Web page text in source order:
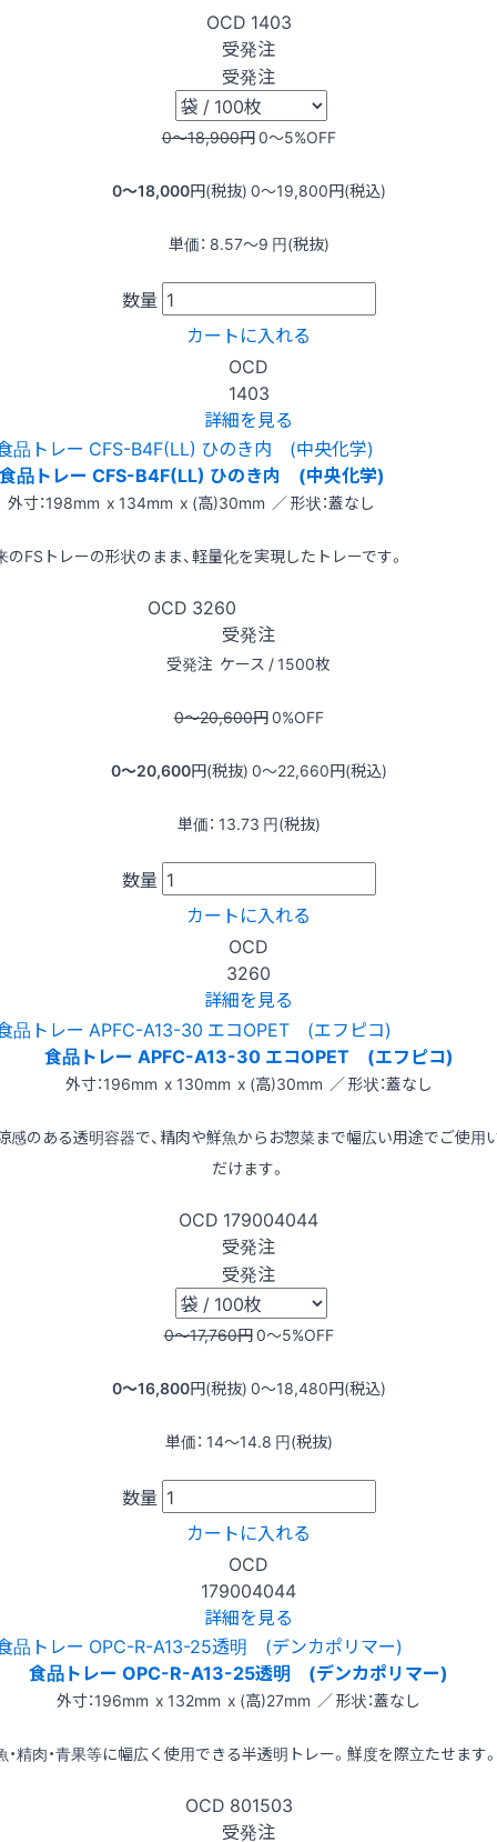
OCD 1403
受発注
受発注
0〜18,900円0〜5%OFF
0〜18,000円(税抜) 0〜19,800円(税込)
単価： 8.57〜9 円(税抜)
数量
カートに入れる
OCD
1403
詳細を見る
品トレー CFS-B4F(LL) ひのき内 (中央化学)
外寸：198mm x 134mm x (高)30mm ／ 形状：蓋なし
のFSトレーの形状のまま、軽量化を実現したトレーです。
OCD 3260
受発注
受発注 ケース / 1500枚
0〜20,600円0%OFF
0〜20,600円(税抜) 0〜22,660円(税込)
単価： 13.73 円(税抜)
数量
カートに入れる
OCD
3260
詳細を見る
食品トレー APFC-A13-30 エコOPET (エフピコ)
外寸：196mm x 130mm x (高)30mm ／ 形状：蓋なし
感のある透明容器で、精肉や鮮魚からお惣菜まで幅広い用途でご使用
だけます。
OCD 179004044
受発注
受発注
0〜17,760円0〜5%OFF
0〜16,800円(税抜) 0〜18,480円(税込)
単価： 14〜14.8 円(税抜)
数量
カートに入れる
OCD
179004044
詳細を見る
食品トレー OPC-R-A13-25透明 (デンカポリマー)
外寸：196mm x 132mm x (高)27mm ／ 形状：蓋なし
・精肉・青果等に幅広く使用できる半透明トレー。鮮度を際立たせます
OCD 801503
受発注